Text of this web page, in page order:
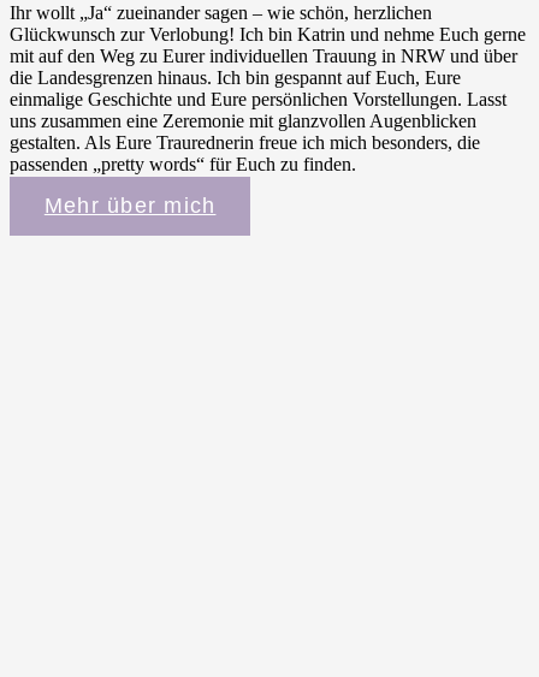
Ihr wollt „Ja“ zueinander sagen – wie schön, herzlichen
Glückwunsch zur Verlobung! Ich bin Katrin und nehme Euch gerne
mit auf den Weg zu Eurer individuellen Trauung in NRW und über
die Landesgrenzen hinaus. Ich bin gespannt auf Euch, Eure
einmalige Geschichte und Eure persönlichen Vorstellungen. Lasst
uns zusammen eine Zeremonie mit glanzvollen Augenblicken
gestalten. Als Eure Traurednerin freue ich mich besonders, die
passenden „pretty words“ für Euch zu finden.
Mehr über mich